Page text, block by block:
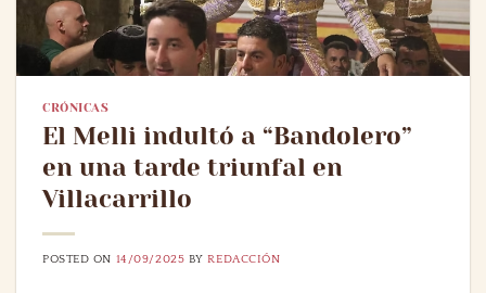
CRÓNICAS
El Melli indultó a “Bandolero”
en una tarde triunfal en
Villacarrillo
POSTED ON 14/09/2025 BYREDACCIÓN